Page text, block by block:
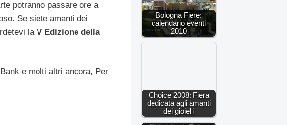
potranno passare ore a
Se siete amanti dei
la V Edizione della
e molti altri ancora, Per
Bologna Fiere:
calendario eventi
2010
Choice 2008: Fiera
dedicata agli amanti
dei gioielli